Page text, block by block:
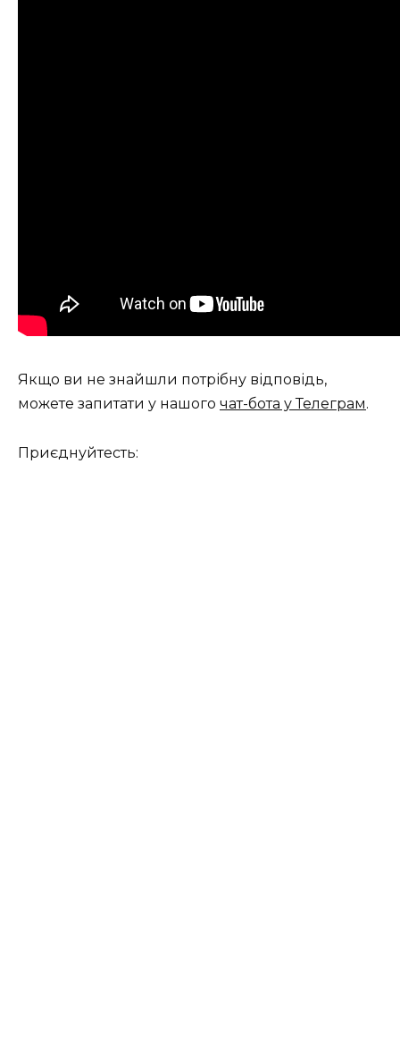
Якщо ви не знайшли потрібну відповідь,
можете запитати у нашого чат-бота у Телеграм.
Приєднуйтесть: